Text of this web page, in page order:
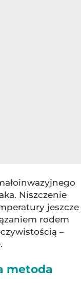
Niszczenie
jeszcze
rodem
–
metoda